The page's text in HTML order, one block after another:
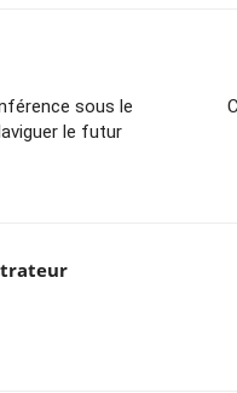
sous le
le futur